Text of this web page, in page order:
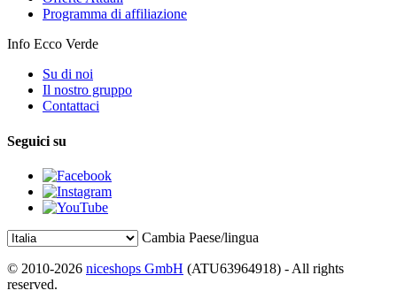
Programma di affiliazione
Info Ecco Verde
Su di noi
Il nostro gruppo
Contattaci
Seguici su
Cambia Paese/lingua
© 2010-2026 niceshops GmbH (ATU63964918) - All rights
reserved.